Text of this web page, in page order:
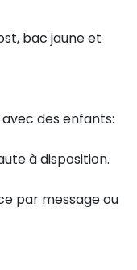
bac jaune et
des enfants:
à disposition.
par message ou